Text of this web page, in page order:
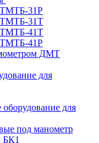
ТМТБ-31Р
ТМТБ-31Т
ТМТБ-41Т
ТМТБ-41Р
ДМТ
для
для
под манометр
БК1